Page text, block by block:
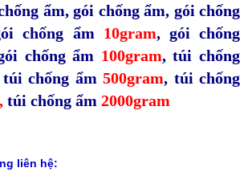
ẩm,gói chống ẩm, gói chống
chống ẩm 10gram, gói chống
chống ẩm 100gram,túi chống
túi chống ẩm500gram, túi chống
, túi chống ẩm 2000gram
liên hệ: